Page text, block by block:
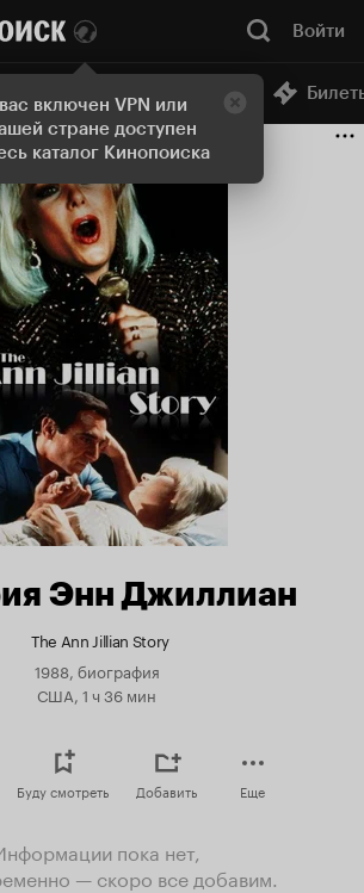
включен VPN или
стране доступен
каталог Кинопоиска
Войти
Онлайн-кинотеатр
Энн Джиллиан
The Ann Jillian Story
1988, биография
США, 1 ч 36 мин
Буду смотреть Добавить Еще
пока нет,
— скоро все добавим.